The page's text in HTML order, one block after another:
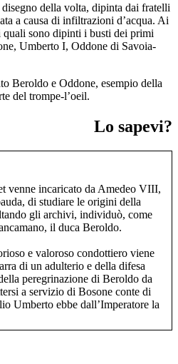
della volta, dipinta dai fratelli
a causa di infiltrazioni d’acqua. Ai
sono dipinti i busti dei primi
Umberto I, Oddone di Savoia-
Beroldo e Oddone, esempio della
del trompe-l’oeil.
Lo sapevi?
venne incaricato da Amedeo VIII,
di studiare le origini della
gli archivi, individuò, come
il duca Beroldo.
e valoroso condottiero viene
di un adulterio e della difesa
peregrinazione di Beroldo da
a servizio di Bosone conte di
Umberto ebbe dall’Imperatore la